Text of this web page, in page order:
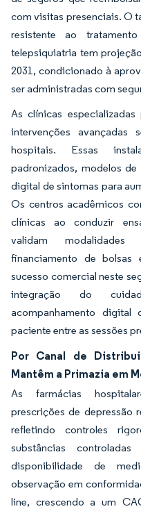
com visitas presenciais. O
resistente ao
telepsiquiatria tem
2031, condicionado à
ser administradas com
As clínicas
intervenções avançadas
hospitais. Essas
padronizados, modelos
digital de sintomas para
Os centros acadêmicos
clínicas ao conduzir
validam modalidades
financiamento de
sucesso comercial neste
integração do
acompanhamento
paciente entre as sessões
Por Canal de
Mantêm a Primazia em
As farmácias
prescrições de depressão
refletindo controles
substâncias
disponibilidade de
observação em
line, crescendo a um